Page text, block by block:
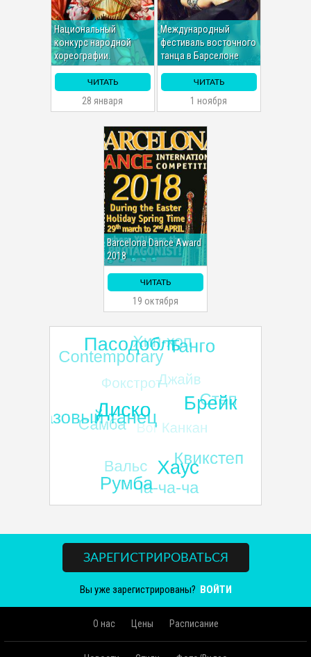
Национальный
конкурс народной
хореографии.
ЧИТАТЬ
28 января
Международный
фестиваль восточного
танца в Барселоне
ЧИТАТЬ
1 ноября
Barcelona Dance Award
2018
ЧИТАТЬ
19 октября
ЗАРЕГИСТРИРОВАТЬСЯ
Вы уже зарегистрированы? ВОЙТИ
О нас Цены Расписание